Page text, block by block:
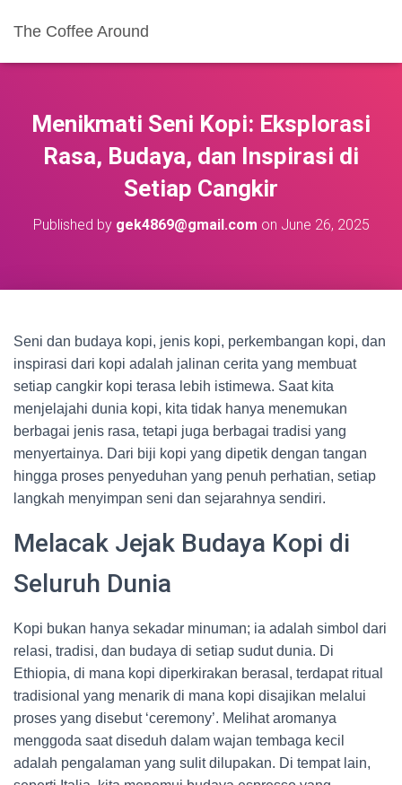
The Coffee Around
Menikmati Seni Kopi: Eksplorasi
Rasa, Budaya, dan Inspirasi di
Setiap Cangkir
Published by gek4869@gmail.com on June 26, 2025
Seni dan budaya kopi, jenis kopi, perkembangan kopi, dan
inspirasi dari kopi adalah jalinan cerita yang membuat
setiap cangkir kopi terasa lebih istimewa. Saat kita
menjelajahi dunia kopi, kita tidak hanya menemukan
berbagai jenis rasa, tetapi juga berbagai tradisi yang
menyertainya. Dari biji kopi yang dipetik dengan tangan
hingga proses penyeduhan yang penuh perhatian, setiap
langkah menyimpan seni dan sejarahnya sendiri.
Melacak Jejak Budaya Kopi di
Seluruh Dunia
Kopi bukan hanya sekadar minuman; ia adalah simbol dari
relasi, tradisi, dan budaya di setiap sudut dunia. Di
Ethiopia, di mana kopi diperkirakan berasal, terdapat ritual
tradisional yang menarik di mana kopi disajikan melalui
proses yang disebut ‘ceremony’. Melihat aromanya
menggoda saat diseduh dalam wajan tembaga kecil
adalah pengalaman yang sulit dilupakan. Di tempat lain,